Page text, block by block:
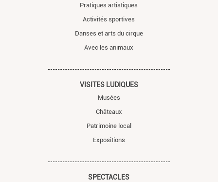
Pratiques artistiques
Activités sportives
Danses et arts du cirque
Avec les animaux
VISITES LUDIQUES
Musées
Châteaux
Patrimoine local
Expositions
SPECTACLES